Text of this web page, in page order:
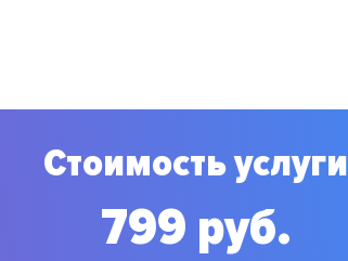
Стоимость услуги
799 руб.